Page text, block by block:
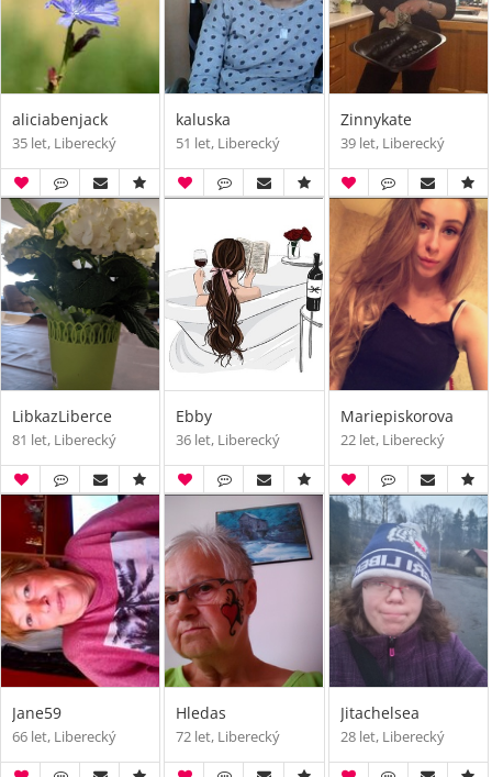
aliciabenjack
35 let, Liberecký
kaluska
51 let, Liberecký
Zinnykate
39 let, Liberecký
LibkazLiberce
81 let, Liberecký
Ebby
36 let, Liberecký
Mariepiskorova
22 let, Liberecký
Jane59
66 let, Liberecký
Hledas
72 let, Liberecký
Jitachelsea
28 let, Liberecký